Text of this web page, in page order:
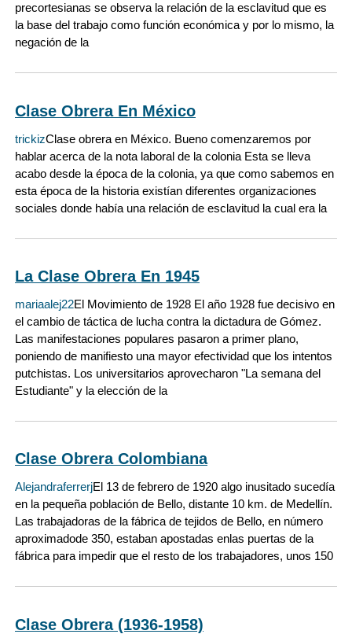
precortesianas se observa la relación de la esclavitud que es
la base del trabajo como función económica y por lo mismo, la
negación de la
Clase Obrera En México
trickizClase obrera en México. Bueno comenzaremos por
hablar acerca de la nota laboral de la colonia Esta se lleva
acabo desde la época de la colonia, ya que como sabemos en
esta época de la historia existían diferentes organizaciones
sociales donde había una relación de esclavitud la cual era la
La Clase Obrera En 1945
mariaalej22El Movimiento de 1928 El año 1928 fue decisivo en
el cambio de táctica de lucha contra la dictadura de Gómez.
Las manifestaciones populares pasaron a primer plano,
poniendo de manifiesto una mayor efectividad que los intentos
putchistas. Los universitarios aprovecharon "La semana del
Estudiante" y la elección de la
Clase Obrera Colombiana
AlejandraferrerjEl 13 de febrero de 1920 algo inusitado sucedía
en la pequeña población de Bello, distante 10 km. de Medellín.
Las trabajadoras de la fábrica de tejidos de Bello, en número
aproximadode 350, estaban apostadas enlas puertas de la
fábrica para impedir que el resto de los trabajadores, unos 150
Clase Obrera (1936-1958)